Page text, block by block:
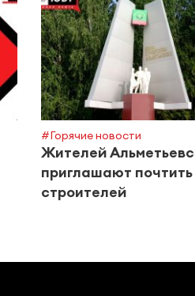
#Горячие новости
Жителей
приглашают
строителей